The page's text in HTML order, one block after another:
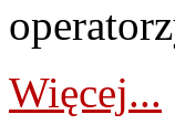
Więcej...